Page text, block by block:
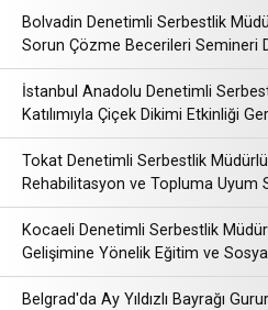
Bolvadin Denetimli Serbestlik
Sorun Çözme Becerileri Semineri
İstanbul Anadolu Denetimli
Katılımıyla Çiçek Dikimi Etkinliği
Tokat Denetimli Serbestlik
Rehabilitasyon ve Topluma Uyum
Kocaeli Denetimli Serbestlik
Gelişimine Yönelik Eğitim ve
Belgrad'da Ay Yıldızlı Bayrağı